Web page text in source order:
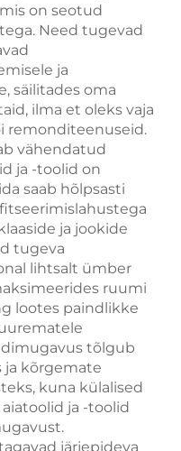
on seotud
Need tugevad
ja
säilitades oma
ilma et oleks vaja
remonditeenuseid.
vähendatud
ja -toolid on
saab hõlpsasti
ja jookide
tugeva
lihtsalt ümber
ruumi
lootes paindlikke
tõlgub
ja kõrgemate
kuna külalised
ja -toolid
järjepideva